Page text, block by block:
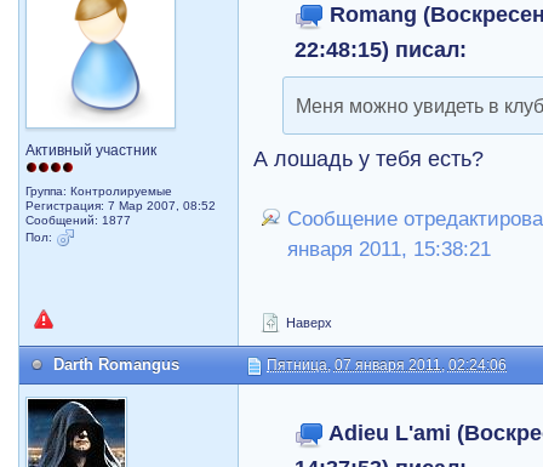
Активный участник
Группа: Контролируемые
Регистрация: 7 Мар 2007, 08:52
Сообщений: 1877
Пол:
Romang
22:48:15) писал:
Меня можно увидеть в
А лошадь у тебя есть?
Сообщение
января 2011, 15:38:21
Наверх
Darth Romangus Пятница, 07 января 2011, 02:24:06
Adieu L'ami